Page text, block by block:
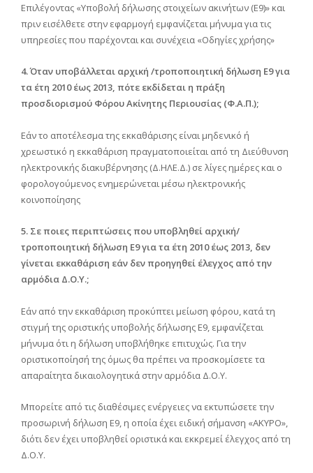
Επιλέγοντας «Υποβολή δήλωσης στοιχείων ακινήτων (Ε9)» και
πριν εισέλθετε στην εφαρμογή εμφανίζεται μήνυμα για τις
υπηρεσίες που παρέχονται και συνέχεια «Οδηγίες χρήσης»
4. Όταν υποβάλλεται αρχική /τροποποιητική δήλωση Ε9 για
τα έτη 2010 έως 2013, πότε εκδίδεται η πράξη
πρoσδιορισμού Φόρου Ακίνητης Περιουσίας (Φ.Α.Π.);
Εάν το αποτέλεσμα της εκκαθάρισης είναι μηδενικό ή
χρεωστικό η εκκαθάριση πραγματοποιείται από τη Διεύθυνση
ηλεκτρονικής διακυβέρνησης (Δ.ΗΛΕ.Δ.) σε λίγες ημέρες και ο
φορολογούμενος ενημερώνεται μέσω ηλεκτρονικής
κοινοποίησης
5. Σε ποιες περιπτώσεις που υποβληθεί αρχική/
τροποποιητική δήλωση Ε9 για τα έτη 2010 έως 2013, δεν
γίνεται εκκαθάριση εάν δεν προηγηθεί έλεγχος από την
αρμόδια Δ.Ο.Υ.;
Εάν από την εκκαθάριση προκύπτει μείωση φόρου, κατά τη
στιγμή της οριστικής υποβολής δήλωσης Ε9, εμφανίζεται
μήνυμα ότι η δήλωση υποβλήθηκε επιτυχώς. Για την
οριστικοποίησή της όμως θα πρέπει να προσκομίσετε τα
απαραίτητα δικαιολογητικά στην αρμόδια Δ.Ο.Υ.
Μπορείτε από τις διαθέσιμες ενέργειες να εκτυπώσετε την
προσωρινή δήλωση Ε9, η οποία έχει ειδική σήμανση «ΑΚΥΡΟ»,
διότι δεν έχει υποβληθεί οριστικά και εκκρεμεί έλεγχος από τη
Δ.Ο.Υ.